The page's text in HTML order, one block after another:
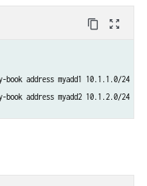
content_copy zoom_out_map
address myadd1 10.1.1.0/24
address myadd2 10.1.2.0/24